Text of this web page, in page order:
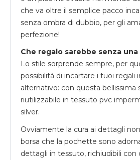
che va oltre il semplice pacco
senza ombra di dubbio, per gli
perfezione!
Che regalo sarebbe senza
Lo stile sorprende sempre, per
possibilità di incartare i tuoi regali
alternativo: con questa bellissima
riutilizzabile in tessuto pvc
silver.
Ovviamente la cura ai dettagli
borsa che la pochette sono
dettagli in tessuto, richiudibili con